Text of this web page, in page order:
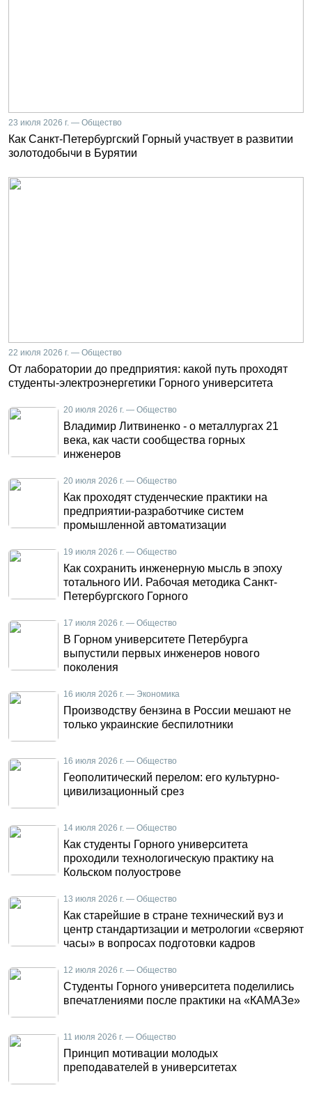
23 июля 2026 г. — Общество
Как Санкт-Петербургский Горный участвует в развитии
золотодобычи в Бурятии
22 июля 2026 г. — Общество
От лаборатории до предприятия: какой путь проходят
студенты-электроэнергетики Горного университета
20 июля 2026 г. — Общество
Владимир Литвиненко - о металлургах 21
века, как части сообщества горных
инженеров
20 июля 2026 г. — Общество
Как проходят студенческие практики на
предприятии-разработчике систем
промышленной автоматизации
19 июля 2026 г. — Общество
Как сохранить инженерную мысль в эпоху
тотального ИИ. Рабочая методика Санкт-
Петербургского Горного
17 июля 2026 г. — Общество
В Горном университете Петербурга
выпустили первых инженеров нового
поколения
16 июля 2026 г. — Экономика
Производству бензина в России мешают не
только украинские беспилотники
16 июля 2026 г. — Общество
Геополитический перелом: его культурно-
цивилизационный срез
14 июля 2026 г. — Общество
Как студенты Горного университета
проходили технологическую практику на
Кольском полуострове
13 июля 2026 г. — Общество
Как старейшие в стране технический вуз и
центр стандартизации и метрологии «сверяют
часы» в вопросах подготовки кадров
12 июля 2026 г. — Общество
Студенты Горного университета поделились
впечатлениями после практики на «КАМАЗе»
11 июля 2026 г. — Общество
Принцип мотивации молодых
преподавателей в университетах